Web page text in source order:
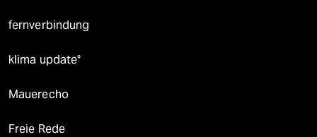
fernverbindung
klima update°
Mauerecho
Freie Rede